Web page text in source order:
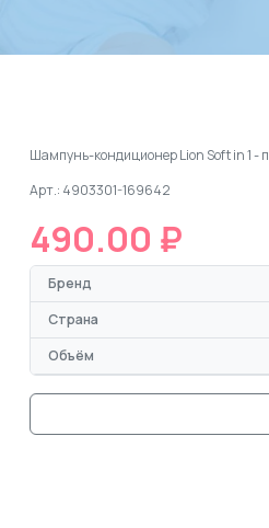
Шампунь-кондиционер Lion Soft in 1 -
Арт.: 4903301-169642
490.00 ₽
Бренд
Страна
Объём